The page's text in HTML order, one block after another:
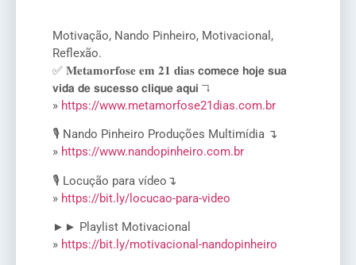
Motivação, Nando Pinheiro, Motivacional,
Reflexão.
✅ 𝐌𝐞𝐭𝐚𝐦𝐨𝐫𝐟𝐨𝐬𝐞 𝐞𝐦 𝟐𝟏 𝐝𝐢𝐚𝐬 𝗰𝗼𝗺𝗲𝗰𝗲 𝗵𝗼𝗷𝗲 𝘀𝘂𝗮
𝘃𝗶𝗱𝗮 𝗱𝗲 𝘀𝘂𝗰𝗲𝘀𝘀𝗼 𝗰𝗹𝗶𝗾𝘂𝗲 𝗮𝗾𝘂𝗶 ↴
» https://www.metamorfose21dias.com.br
🎙️ Nando Pinheiro Produções Multimídia ↴
» https://www.nandopinheiro.com.br
🎙️ Locução para vídeo↴
» https://bit.ly/locucao-para-video
►► Playlist Motivacional
» https://bit.ly/motivacional-nandopinheiro